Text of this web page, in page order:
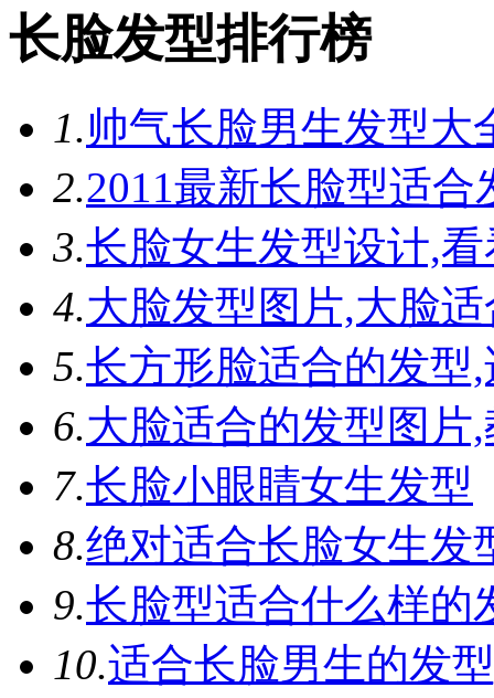
长脸发型排行榜
1.帅气长脸男生发型大
2.2011最新长脸型适合
3.长脸女生发型设计,
4.大脸发型图片,大脸
5.长方形脸适合的发型
6.大脸适合的发型图片
7.长脸小眼睛女生发型
8.绝对适合长脸女生发
9.长脸型适合什么样的
10.适合长脸男生的发